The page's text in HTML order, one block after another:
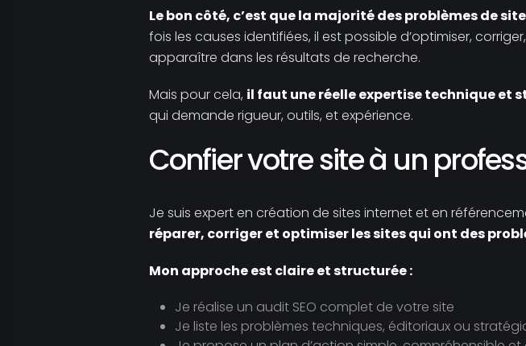
Le bon côté, c’est que la majorité des problèmes de
fois les causes identifiées, il est possible d’optimiser,
apparaître dans les résultats de recherche.
Mais pour cela, il faut une réelle expertise technique et
qui demande rigueur, outils, et expérience.
Confier votre site à un
Je suis expert en création de sites internet et en
réparer, corriger et optimiser les sites qui ont des
Mon approche est claire et structurée :
Je réalise un audit SEO complet de votre site
Je liste les problèmes techniques, éditoriaux ou